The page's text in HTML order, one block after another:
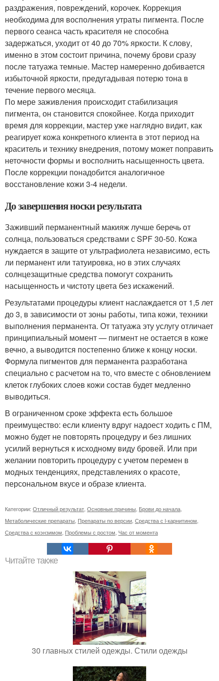
раздражения, повреждений, корочек. Коррекция
необходима для восполнения утраты пигмента. После
первого сеанса часть красителя не способна
задержаться, уходит от 40 до 70% яркости. К слову,
именно в этом состоит причина, почему брови сразу
после татуажа темные. Мастер намеренно добивается
избыточной яркости, предугадывая потерю тона в
течение первого месяца.
По мере заживления происходит стабилизация
пигмента, он становится спокойнее. Когда приходит
время для коррекции, мастер уже наглядно видит, как
реагирует кожа конкретного клиента в этот период на
краситель и технику внедрения, потому может поправить
неточности формы и восполнить насыщенность цвета.
После коррекции понадобится аналогичное
восстановление кожи 3-4 недели.
До завершения носки результата
Заживший перманентный макияж лучше беречь от
солнца, пользоваться средствами с SPF 30-50. Кожа
нуждается в защите от ультрафиолета независимо, есть
ли перманент или татуировка, но в этих случаях
солнцезащитные средства помогут сохранить
насыщенность и чистоту цвета без искажений.
Результатами процедуры клиент наслаждается от 1,5 лет
до 3, в зависимости от зоны работы, типа кожи, техники
выполнения перманента. От татуажа эту услугу отличает
принципиальный момент — пигмент не остается в коже
вечно, а выводится постепенно ближе к концу носки.
Формула пигментов для перманента разработана
специально с расчетом на то, что вместе с обновлением
клеток глубоких слоев кожи состав будет медленно
выводиться.
В ограниченном сроке эффекта есть большое
преимущество: если клиенту вдруг надоест ходить с ПМ,
можно будет не повторять процедуру и без лишних
усилий вернуться к исходному виду бровей. Или при
желании повторить процедуру с учетом перемен в
модных тенденциях, представлениях о красоте,
персональном вкусе и образе клиента.
Категории: Отличный результат Основные причины Брови до начала
Метаболические препараты Препараты по версии Средства с l-карнитином
Средства с коэнзимом Проблемы с ростом Час от момента
Читайте также
30 главных стилей одежды. Стили одежды